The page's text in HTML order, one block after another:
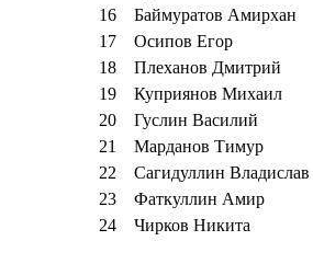
16
Баймуратов Амирхан
17
Осипов Егор
18
Плеханов Дмитрий
19
Куприянов Михаил
20
Гуслин Василий
21
Марданов Тимур
22
Сагидуллин Владислав
23
Фаткуллин Амир
24
Чирков Никита